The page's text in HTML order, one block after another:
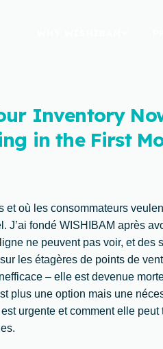
Inventory
in the First
où les consommateurs
J’ai fondé WISHIBAM après
ne peuvent pas voir, et des
les étagères de points de
– elle est devenue
plus une option mais une
urgente et comment elle